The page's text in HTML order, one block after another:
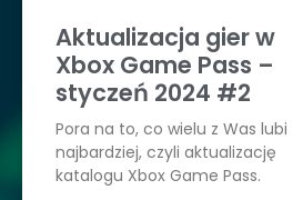
Aktualizacja gier w
Xbox Game Pass –
styczeń 2024 #2
Pora na to, co wielu z Was lubi
najbardziej, czyli aktualizację
katalogu Xbox Game Pass.